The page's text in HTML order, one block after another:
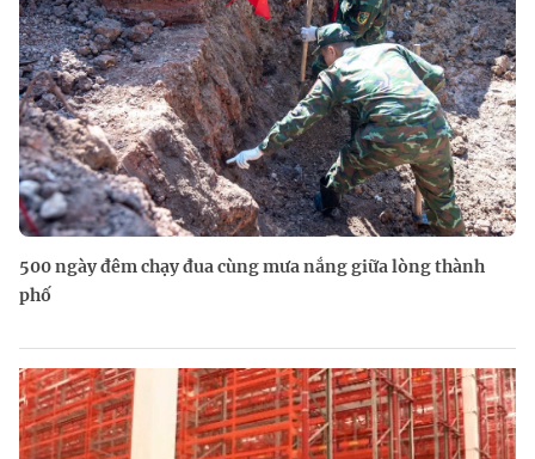
500 ngày đêm chạy đua cùng mưa nắng giữa lòng thành
phố